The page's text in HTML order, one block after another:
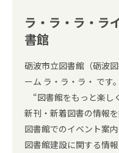
ラ・ラ・ラ・
書館
砺波市立図書館（砺波
ーム ラ・ラ・ラ・ です。
“図書館をもっと楽し
新刊・新着図書の情報
図書館でのイベント案
図書館建設に関する情報